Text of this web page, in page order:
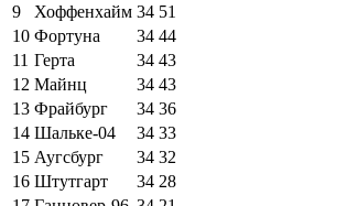
9
Хоффенхайм 34 51
10 Фортуна 34 44
11 Герта 34 43
12 Майнц 34 43
13 Фрайбург 34 36
14 Шальке-04 34 33
15 Аугсбург 34 32
16 Штутгарт 34 28